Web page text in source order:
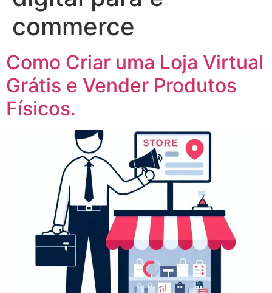
commerce
Como Criar uma Loja Virtual
Grátis e Vender Produtos
Físicos.